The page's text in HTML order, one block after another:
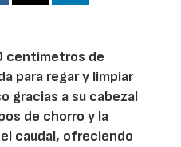
centímetros de
para regar y limpiar
gracias a su cabezal
de chorro y la
caudal, ofreciendo